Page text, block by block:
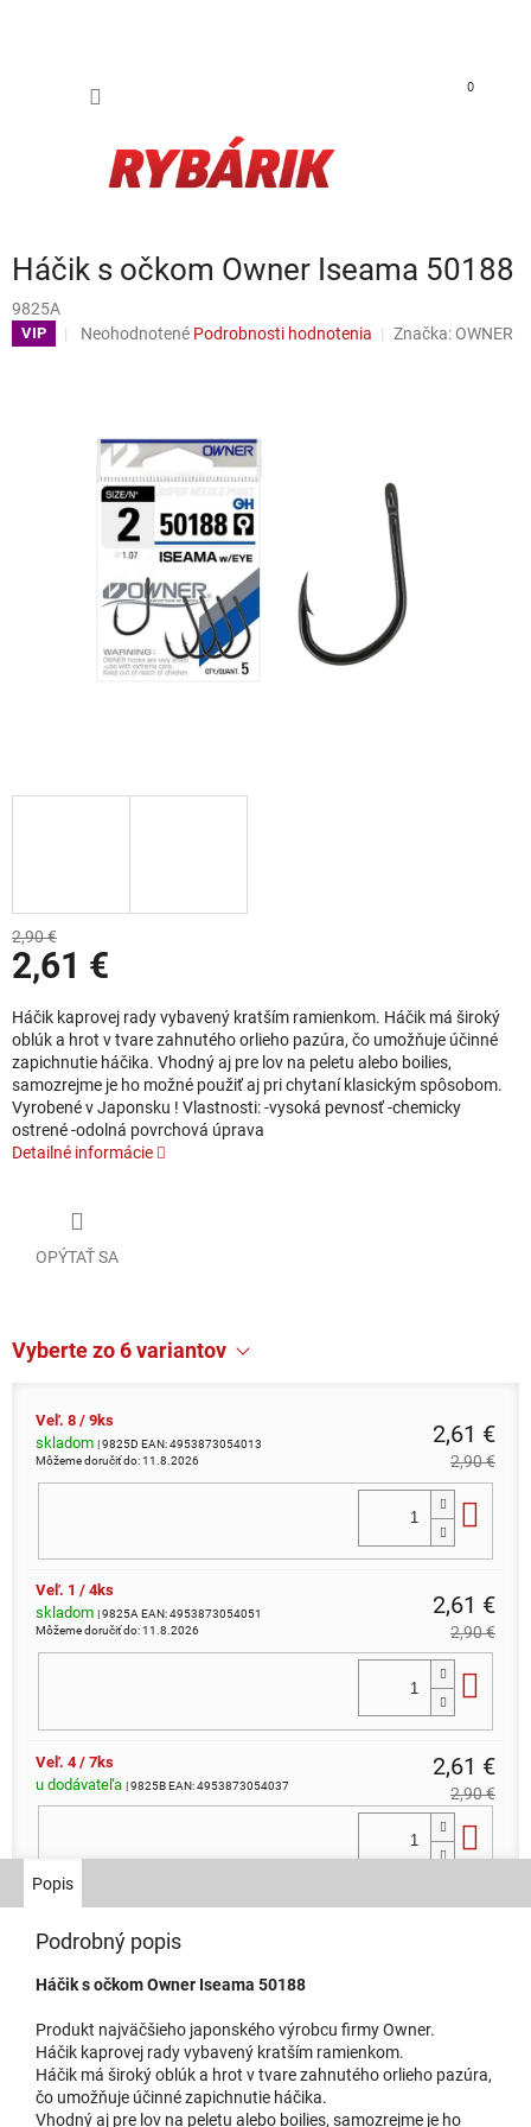
0
Háčik s očkom Owner Iseama 50188
9825A
VIP Priemerné hodnotenie produktu je 0,0 z 5 hviezdičiek.
Neohodnotené Podrobnosti hodnotenia Značka: OWNER
2,90 €
2,61 €
Jednotková cena:
Háčik kaprovej rady vybavený kratším ramienkom. Háčik má široký
oblúk a hrot v tvare zahnutého orlieho pazúra, čo umožňuje účinné
zapichnutie háčika. Vhodný aj pre lov na peletu alebo boilies,
samozrejme je ho možné použiť aj pri chytaní klasickým spôsobom.
Vyrobené v Japonsku ! Vlastnosti: -vysoká pevnosť -chemicky
ostrené -odolná povrchová úprava
Detailné informácie
OPÝTAŤ SA
Vyberte zo 6 variantov
Veľ. 8 / 9ks
skladom | 9825D EAN:4953873054013
Môžeme doručiť do:11.8.2026
2,61 €
2,90 €
Veľ. 1 / 4ks
skladom | 9825AEAN:4953873054051
Môžeme doručiť do:11.8.2026
2,61 €
2,90 €
Veľ. 4 / 7ks
u dodávateľa | 9825BEAN:4953873054037
2,61 €
2,90 €
Veľ. 6 / 8ks
skladom| 9825CEAN: 4953873054020
Môžeme doručiť do: 11.8.2026
Veľ. 10 / 11ks
skladom| 9825EEAN: 4953873054006
Môžeme doručiť do: 11.8.2026
Popis
Podrobný popis
Háčik s očkom Owner Iseama 50188
Produkt najväčšieho japonského výrobcu firmy Owner.
Háčik kaprovej rady vybavený kratším ramienkom.
Háčik má široký oblúk a hrot v tvare zahnutého orlieho pazúra,
čo umožňuje účinné zapichnutie háčika.
Vhodný aj pre lov na peletu alebo boilies, samozrejme je ho